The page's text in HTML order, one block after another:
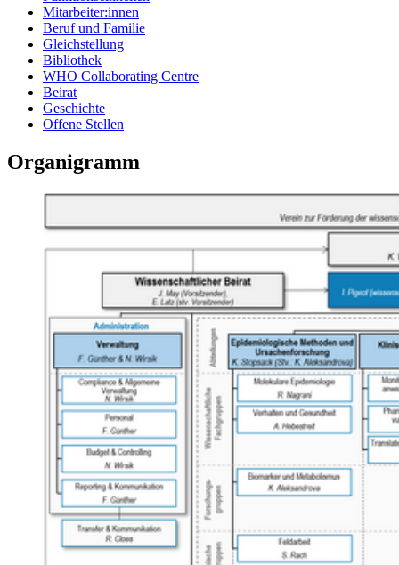
Mitarbeiter:innen
Beruf und Familie
Gleichstellung
Bibliothek
WHO Collaborating Centre
Beirat
Geschichte
Offene Stellen
Organigramm